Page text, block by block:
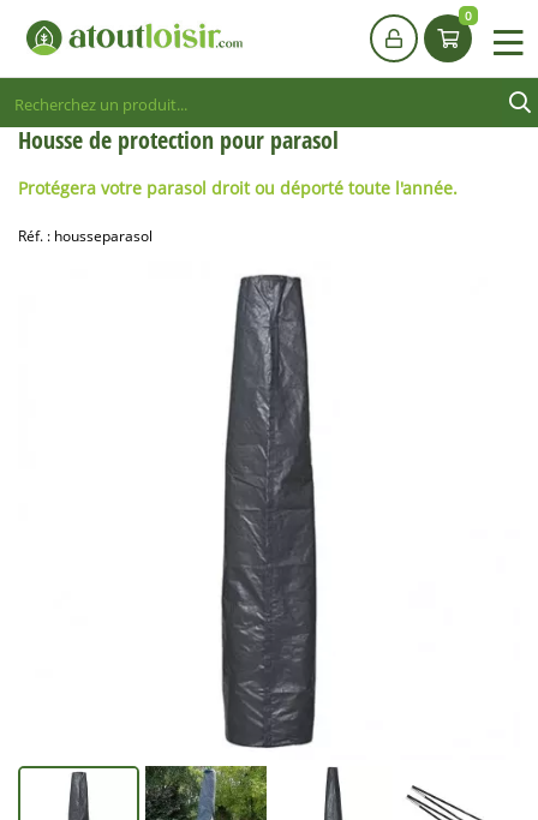
Housse de protection pour parasol
Protégera votre parasol droit ou déporté toute l'année.
Réf. : housseparasol
0